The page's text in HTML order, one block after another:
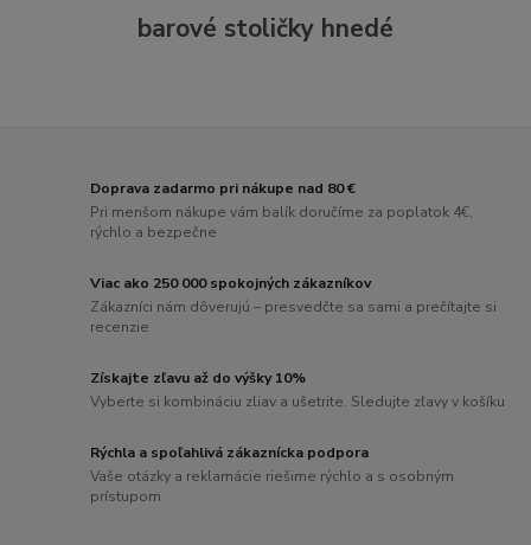
barové stoličky hnedé
Doprava zadarmo pri nákupe nad 80 €
Pri menšom nákupe vám balík doručíme za poplatok 4€,
rýchlo a bezpečne
Viac ako 250 000 spokojných zákazníkov
Zákazníci nám dôverujú – presvedčte sa sami a prečítajte si
recenzie
Získajte zľavu až do výšky 10%
Vyberte si kombináciu zliav a ušetrite. Sledujte zľavy v košíku
Rýchla a spoľahlivá zákaznícka podpora
Vaše otázky a reklamácie riešime rýchlo a s osobným
prístupom